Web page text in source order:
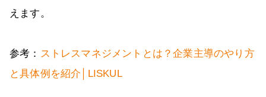
えます。
参考： ストレスマネジメントとは？企業主導のやり方
と具体例を紹介│LISKUL